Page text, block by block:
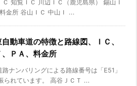
Ｃ 知覧ＩＣ 川辺ＩＣ（鹿児島県） 錫山Ｉ
金所 谷山ＩＣ 中山Ｉ ...
動車道の特徴と路線図、ＩＣ、
、ＰＡ、料金所
路ナンバリングによる路線番号は「E51」
られています。 高谷ＪＣＴ ...